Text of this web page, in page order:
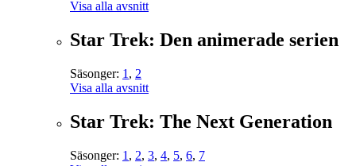
Visa alla avsnitt
Star Trek: Den animerade serien
Säsonger: 1 , 2
Visa alla avsnitt
Star Trek: The Next Generation
Säsonger: 1 , 2, 3, 4, 5, 6, 7